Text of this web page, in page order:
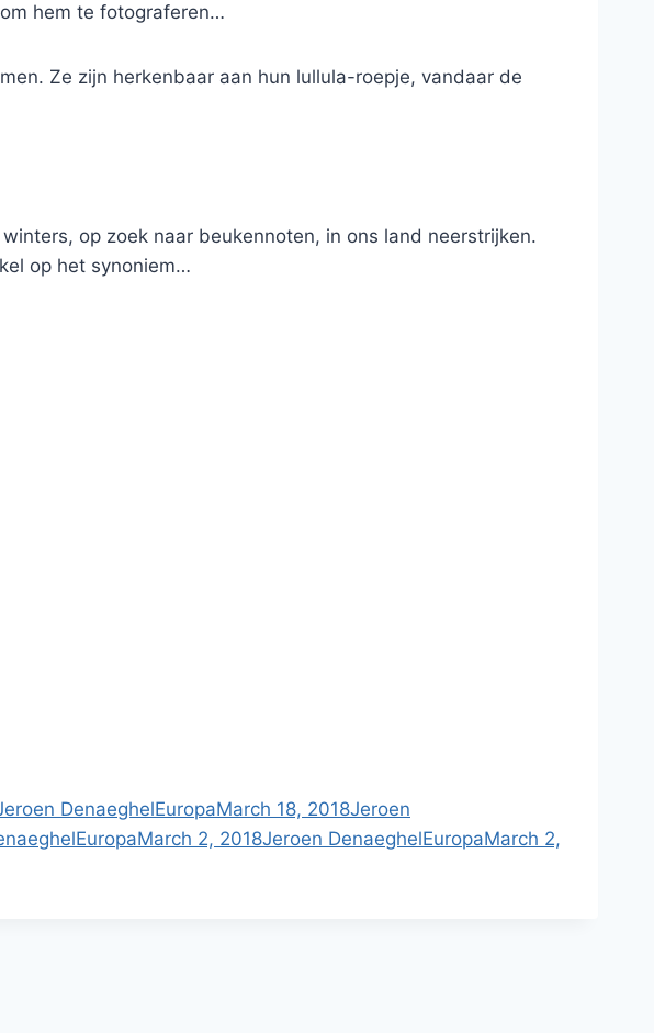
hem te fotograferen…
Ze zijn herkenbaar aan hun lullula-roepje, vandaar de
op zoek naar beukennoten, in ons land neerstrijken.
op het synoniem…
DenaeghelEuropaMarch 18, 2018Jeroen
EuropaMarch 2, 2018Jeroen DenaeghelEuropaMarch 2,